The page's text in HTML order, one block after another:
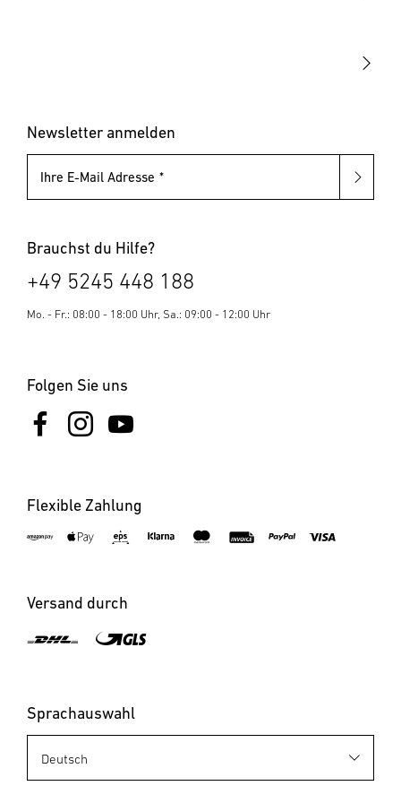
Blindnietmuttern
Newsletter anmelden
Ihre E-Mail Adresse
Brauchst du Hilfe?
+49 5245 448 188
Mo. - Fr.: 08:00 - 18:00 Uhr, Sa.: 09:00 - 12:00 Uhr
Folgen Sie uns
Flexible Zahlung
Versand durch
Sprachauswahl